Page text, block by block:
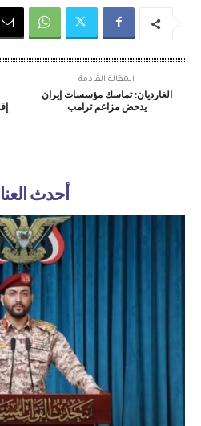
المقالة القادمة
الغارديان: تماسك مؤسسات إيران
يدحض مزاعم ترامب
أحدث